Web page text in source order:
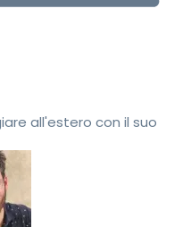
all'estero con il suo